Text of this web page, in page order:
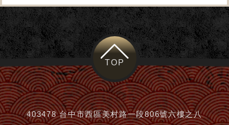
TOP
403478 台中市西區美村路一段806號六樓之八